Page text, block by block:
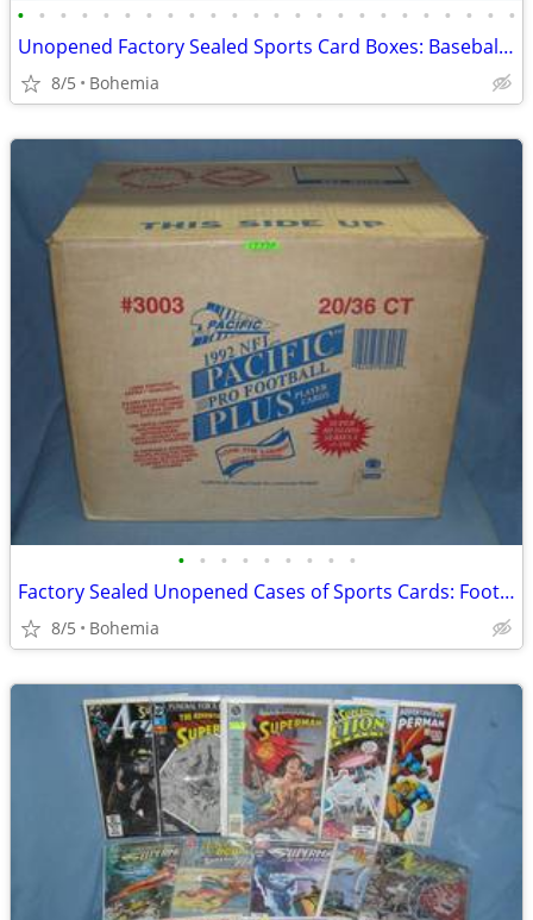
• • • • • • • • • • • • • • • • • • • • • • • •
Unopened Factory Sealed Sports Card Boxes: Baseball-Football-Hockey
8/5 Bohemia
• • • • • • • • •
Factory Sealed Unopened Cases of Sports Cards: Football and Baseball
8/5 Bohemia